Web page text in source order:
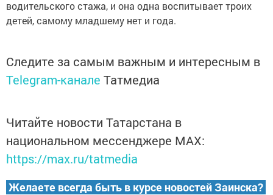
водительского стажа, и она одна воспитывает троих
детей, самому младшему нет и года.
Следите за самым важным и интересным в
Telegram-канале Татмедиа
Читайте новости Татарстана в
национальном мессенджере MАХ:
https://max.ru/tatmedia
Желаете всегда быть в курсе новостей Заинска?